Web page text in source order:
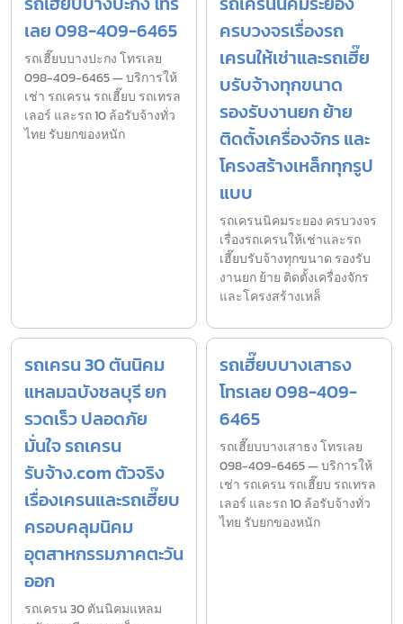
เลย 098-409-6465
รถเฮี๊ยบบางปะกง โทรเลย
098-409-6465 — บริการให้
เช่า รถเครน รถเฮี๊ยบ รถเทรล
เลอร์ และรถ 10 ล้อรับจ้างทั่ว
ไทย รับยกของหนัก
ครบวงจรเรื่องรถ
เครนให้เช่าและรถเฮี๊ย
บรับจ้างทุกขนาด
รองรับงานยก ย้าย
ติดตั้งเครื่องจักร และ
โครงสร้างเหล็กทุกรูป
แบบ
รถเครนนิคมระยอง ครบวงจร
เรื่องรถเครนให้เช่าและรถ
เฮี๊ยบรับจ้างทุกขนาด รองรับ
งานยก ย้าย ติดตั้งเครื่องจักร
และโครงสร้างเหล็
รถเครน 30 ตันนิคม
แหลมฉบังชลบุรี ยก
รวดเร็ว ปลอดภัย
มั่นใจ รถเครน
รับจ้าง.com ตัวจริง
เรื่องเครนและรถเฮี๊ยบ
ครอบคลุมนิคม
อุตสาหกรรมภาคตะวัน
ออก
รถเครน 30 ตันนิคมแหลม
รถเฮี๊ยบบางเสาธง
โทรเลย 098-409-
6465
รถเฮี๊ยบบางเสาธง โทรเลย
098-409-6465 — บริการให้
เช่า รถเครน รถเฮี๊ยบ รถเทรล
เลอร์ และรถ 10 ล้อรับจ้างทั่ว
ไทย รับยกของหนัก